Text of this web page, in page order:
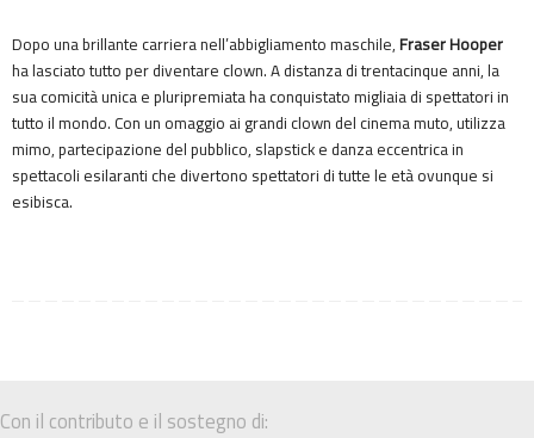
Dopo una brillante carriera nell’abbigliamento maschile, Fraser Hooper
ha lasciato tutto per diventare clown. A distanza di trentacinque anni, la
sua comicità unica e pluripremiata ha conquistato migliaia di spettatori in
tutto il mondo. Con un omaggio ai grandi clown del cinema muto, utilizza
mimo, partecipazione del pubblico, slapstick e danza eccentrica in
spettacoli esilaranti che divertono spettatori di tutte le età ovunque si
esibisca.
Con il contributo e il sostegno di: